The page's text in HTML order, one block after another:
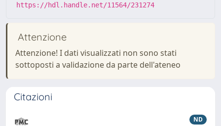
https://hdl.handle.net/11564/231274
Attenzione
Attenzione! I dati visualizzati non sono stati
sottoposti a validazione da parte dell'ateneo
Citazioni
ND